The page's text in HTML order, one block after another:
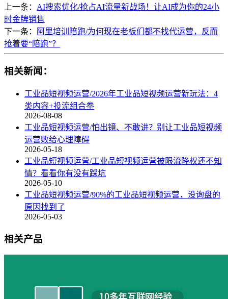
上一条： AI搜索优化/抢占AI流量新战场！让AI成为你的24小
时金牌销售
下一条：
阿里培训陪跑/为何现在老板们都不找代运营，反而
抢着要“陪跑”？
相关新闻：
工业品短视频运营/2026年工业品短视频运营新玩法：4
类内容+投流组合拳
2026-08-08
工业品短视频运营/怕出镜、不敢讲？别让工业品短视频
运营败给心理障碍
2026-05-18
工业品短视频运营/工业品短视频运营被限流降权还不知
情？看看你有没有踩坑
2026-05-10
工业品短视频运营/90%的工业品短视频运营，没询盘的
原因找到了
2026-05-03
相关产品